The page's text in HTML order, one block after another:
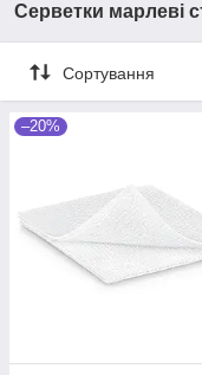
Серветки марлеві
Сортування
–20%